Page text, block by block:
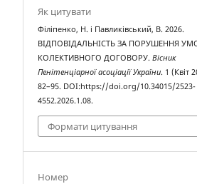
Як цитувати
Філіпенко, Н. і Павликівський, В. 2026.
ВІДПОВІДАЛЬНІСТЬ ЗА ПОРУШЕННЯ
КОЛЕКТИВНОГО ДОГОВОРУ.Вісник
Пенітенціарної асоціації України. 1 (Квіт
82–95. DOI:https://doi.org/10.34015/2523-
4552.2026.1.08.
Формати цитування
Номер